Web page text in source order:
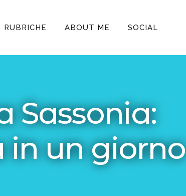
RUBRICHE ABOUT ME SOCIAL
Sassonia:
in un giorno